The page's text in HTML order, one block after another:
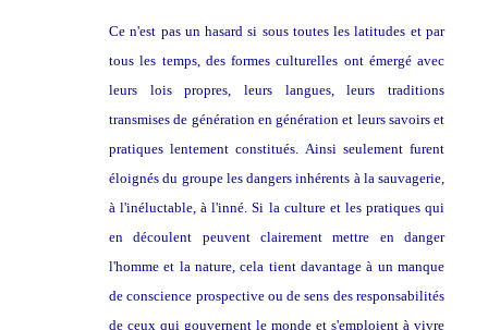
Ce n'est pas un hasard si sous toutes les latitudes et par
tous les temps, des formes culturelles ont émergé avec
leurs lois propres, leurs langues, leurs traditions
transmises de génération en génération et leurs savoirs et
pratiques lentement constitués. Ainsi seulement furent
éloignés du groupe les dangers inhérents à la sauvagerie,
à l'inéluctable, à l'inné. Si la culture et les pratiques qui
en découlent peuvent clairement mettre en danger
l'homme et la nature, cela tient davantage à un manque
de conscience prospective ou de sens des responsabilités
de ceux qui gouvernent le monde et s'emploient à vivre